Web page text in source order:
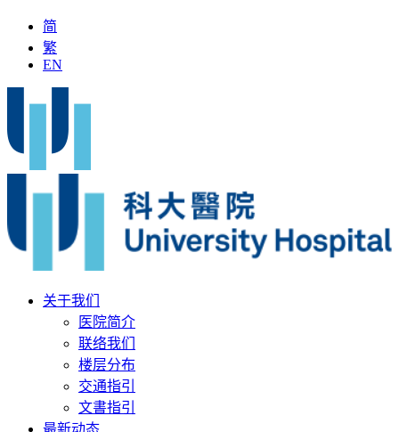
简
繁
EN
关于我们
医院简介
联络我们
楼层分布
交通指引
文書指引
最新动态